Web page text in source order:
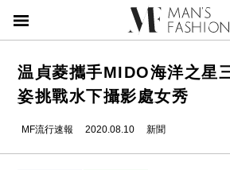
温貞菱攜手MIDO海洋之星
姿挑戰水下攝影處女秀
MF流行速報 2020.08.10 新聞